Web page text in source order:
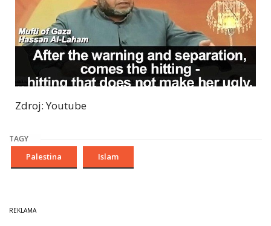
Zdroj: Youtube
TAGY
Palestina Islam